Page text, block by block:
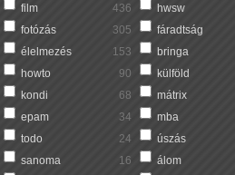
film 436
hwsw
fotózás 305
fáradtság
élelmezés 153
bringa
howto 90
külföld
kondi 68
mátrix
epam 34
mba
todo 24
úszás
sanoma 16
álom